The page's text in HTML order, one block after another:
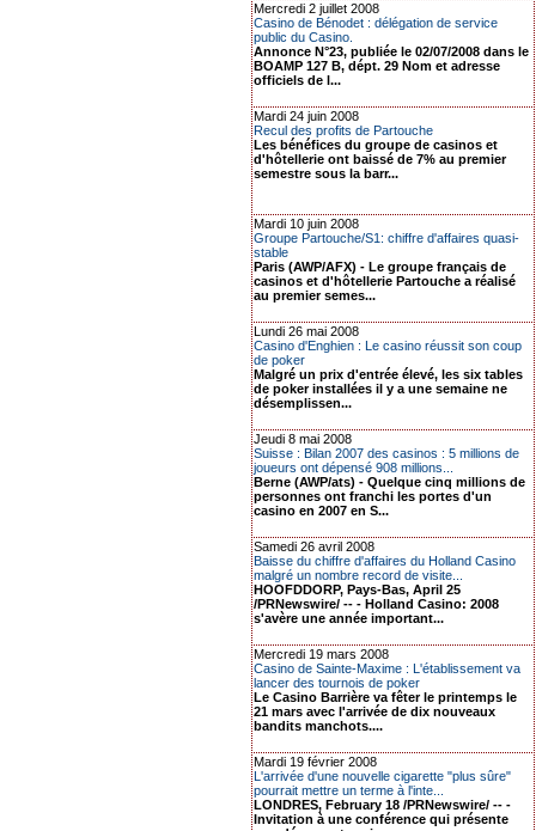
Mercredi 2 juillet 2008
Casino de Bénodet : délégation de service
public du Casino.
Annonce N°23, publiée le 02/07/2008 dans le
BOAMP 127 B, dépt. 29 Nom et adresse
officiels de l...
Mardi 24 juin 2008
Recul des profits de Partouche
Les bénéfices du groupe de casinos et
d'hôtellerie ont baissé de 7% au premier
semestre sous la barr...
Mardi 10 juin 2008
Groupe Partouche/S1: chiffre d'affaires quasi-
stable
Paris (AWP/AFX) - Le groupe français de
casinos et d'hôtellerie Partouche a réalisé
au premier semes...
Lundi 26 mai 2008
Casino d'Enghien : Le casino réussit son coup
de poker
Malgré un prix d'entrée élevé, les six tables
de poker installées il y a une semaine ne
désemplissen...
Jeudi 8 mai 2008
Suisse : Bilan 2007 des casinos : 5 millions de
joueurs ont dépensé 908 millions...
Berne (AWP/ats) - Quelque cinq millions de
personnes ont franchi les portes d'un
casino en 2007 en S...
Samedi 26 avril 2008
Baisse du chiffre d'affaires du Holland Casino
malgré un nombre record de visite...
HOOFDDORP, Pays-Bas, April 25
/PRNewswire/ -- - Holland Casino: 2008
s'avère une année important...
Mercredi 19 mars 2008
Casino de Sainte-Maxime : L'établissement va
lancer des tournois de poker
Le Casino Barrière va fêter le printemps le
21 mars avec l'arrivée de dix nouveaux
bandits manchots....
Mardi 19 février 2008
L'arrivée d'une nouvelle cigarette "plus sûre"
pourrait mettre un terme à l'inte...
LONDRES, February 18 /PRNewswire/ -- -
Invitation à une conférence qui présente